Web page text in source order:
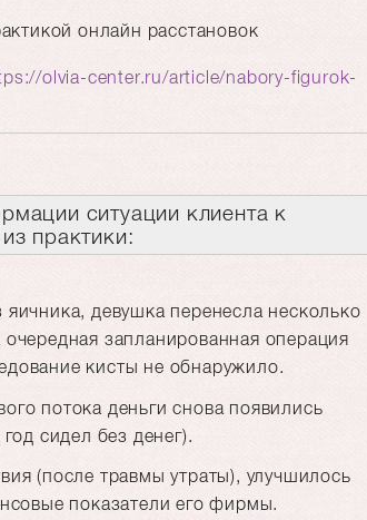
онлайн расстановок
olvia-center.ru/article/nabory-figurok-
ситуации клиента к
практики:
девушка перенесла несколько
запланированная операция
кисты не обнаружило.
потока деньги снова появились
сидел без денег).
(после травмы утраты), улучшилось
показатели его фирмы.